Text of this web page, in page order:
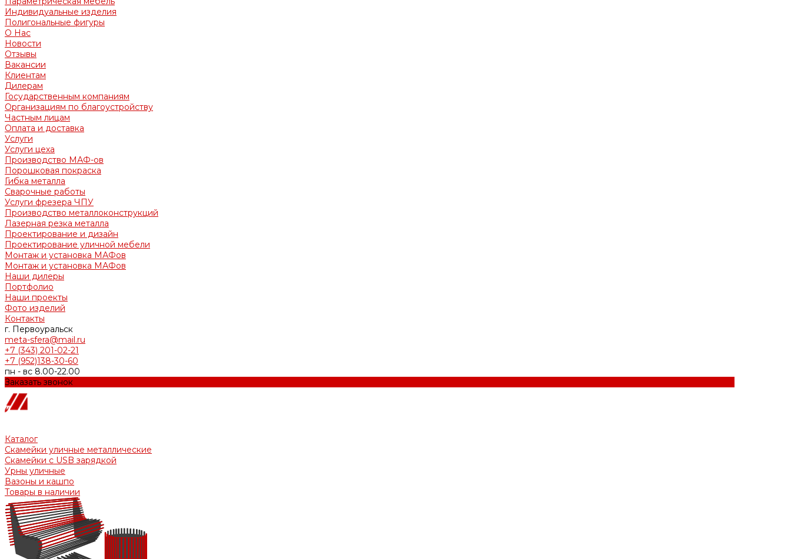
Индивидуальные изделия
Полигональные фигуры
О Нас
Новости
Отзывы
Вакансии
Клиентам
Дилерам
Государственным компаниям
Организациям по благоустройству
Частным лицам
Оплата и доставка
Услуги
Услуги цеха
Производство МАФ-ов
Порошковая покраска
Гибка металла
Сварочные работы
Услуги фрезера ЧПУ
Производство металлоконструкций
Лазерная резка металла
Проектирование и дизайн
Проектирование уличной мебели
Монтаж и установка МАФов
Монтаж и установка МАФов
Наши дилеры
Портфолио
Наши проекты
Фото изделий
Контакты
г. Первоуральск
meta-sfera@mail.ru
+7 (343) 201-02-21
+7 (952)138-30-60
пн - вс 8.00-22.00
Заказать звонок
Каталог
Скамейки уличные металлические
Скамейки с USB зарядкой
Урны уличные
Вазоны и кашпо
Товары в наличии